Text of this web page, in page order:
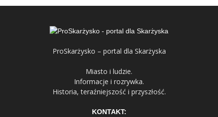
ProSkarżysko – portal dla Skarżyska
Miasto i ludzie.
Informacje i rozrywka.
Historia, teraźniejszość i przyszłość.
KONTAKT: